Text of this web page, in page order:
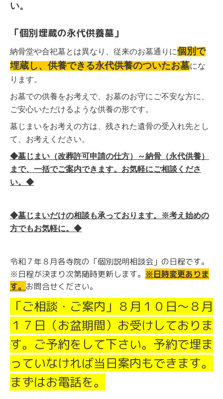
い。
「個別埋蔵の永代供養墓」
納骨堂や合祀墓とは異なり、従来のお墓通りに個別で
埋蔵し、供養できる永代供養のついたお墓にな
ります。
お墓での供養をお考えで、お墓のお守にご不安な方に、
ご安心いただけるような供養の形です。
墓じまいをお考えの方は、残された遺骨の受入れ先とし
て、お考えください。
◆墓じまい（改葬許可申請の仕方）～納骨（永代供養）
まで、一括でご案内できます。お気軽にご相談くださ
い。◆
◆墓じまいだけの相談も承っております。※考え始めの
方でもお気軽に。◆
令和７年８月各寺院の「個別説明相談会」の日程です。
※日程が決まり次第随時更新します。 ※日時変更ありま
す。 お問合せください。
「ご相談・ご案内」８月１０日～８月
１７日（お盆期間）お受けしておりま
す。ご予約をして下さい。予約で埋ま
っていなければ当日案内もできます。
まずはお電話を。